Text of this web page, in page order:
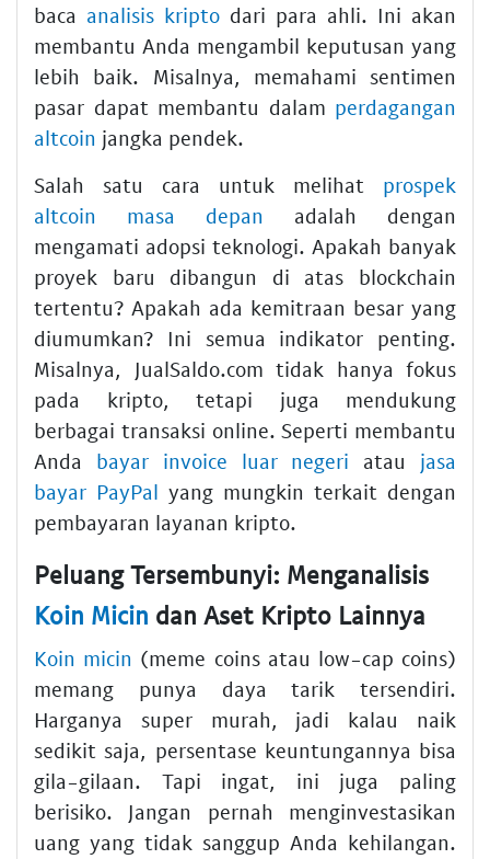
baca analisis kripto dari para ahli. Ini akan
membantu Anda mengambil keputusan yang
lebih baik. Misalnya, memahami sentimen
pasar dapat membantu dalam perdagangan
altcoin jangka pendek.
Salah satu cara untuk melihat prospek
altcoin masa depan adalah dengan
mengamati adopsi teknologi. Apakah banyak
proyek baru dibangun di atas blockchain
tertentu? Apakah ada kemitraan besar yang
diumumkan? Ini semua indikator penting.
Misalnya, JualSaldo.com tidak hanya fokus
pada kripto, tetapi juga mendukung
berbagai transaksi online. Seperti membantu
Anda bayar invoice luar negeri atau jasa
bayar PayPal yang mungkin terkait dengan
pembayaran layanan kripto.
Peluang Tersembunyi: Menganalisis
Koin Micin dan Aset Kripto Lainnya
Koin micin (meme coins atau low-cap coins)
memang punya daya tarik tersendiri.
Harganya super murah, jadi kalau naik
sedikit saja, persentase keuntungannya bisa
gila-gilaan. Tapi ingat, ini juga paling
berisiko. Jangan pernah menginvestasikan
uang yang tidak sanggup Anda kehilangan.